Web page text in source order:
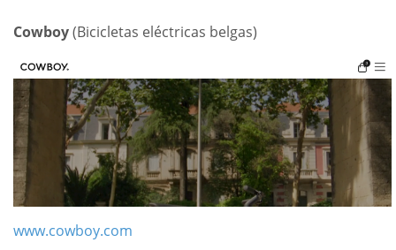
Cowboy(Bicicletas eléctricas belgas)
www.cowboy.com